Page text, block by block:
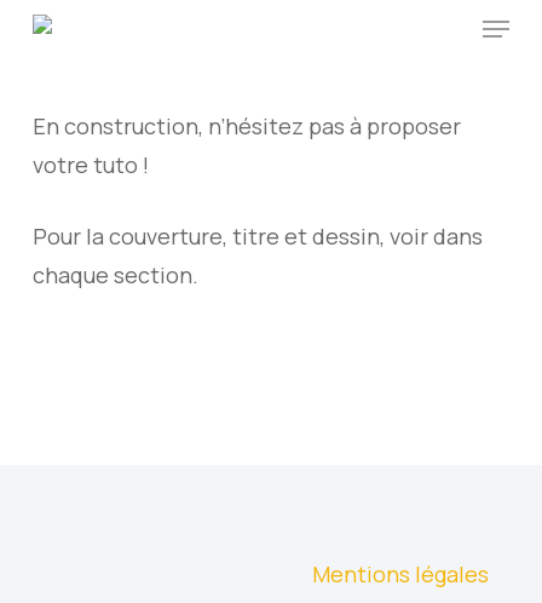
Skip
content
Menu
En construction, n’hésitez pas à proposer
votre tuto !
Pour la couverture, titre et dessin, voir dans
chaque section.
Mentions légales